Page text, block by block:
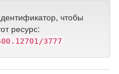
чтобы
ресурс:
3777